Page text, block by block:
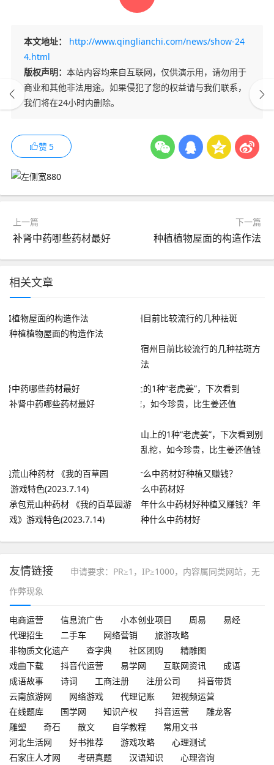
本文地址：
http://www.qinglianchi.com/news/show-24
4.html
版权声明： 本站内容均来自互联网，仅供演示用，请勿用于
商业和其他非法用途。如果侵犯了您的权益请与我们联系，
我们将在24小时内删除。
赞5
上一篇
补肾中药哪些药材最好
下一篇
种植植物屋面的构造作法
相关文章
种植植物屋面的构造作法
宿州目前比较流行的几种祛斑方
法
补肾中药哪些药材最好
山上的1种“老虎姜”，下次看到别
乱挖，如今珍贵，比生姜还值钱
承包荒山种药材 《我的百草园游
戏》游戏特色(2023.7.14)
年什么中药材好种植又赚钱？年
种什么中药材好
友情链接
申请要求：PR≥1，IP≥1000，内容属同类网站，无
作弊现象
电商运营 信息流广告 小本创业项目 周易
易经
代理招生
二手车 网络营销
旅游攻略
非物质文化遗产
查字典 社区团购
精雕图
戏曲下载
抖音代运营 易学网 互联网资讯
成语
成语故事
诗词 工商注册 注册公司
抖音带货
云南旅游网
网络游戏 代理记账
短视频运营
在线题库
国学网 知识产权 抖音运营
雕龙客
雕塑
奇石 散文 自学教程
常用文书
河北生活网
好书推荐 游戏攻略
心理测试
石家庄人才网
考研真题 汉语知识
心理咨询